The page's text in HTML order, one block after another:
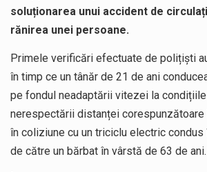
soluționarea unui accident de
rănirea unei persoane.
Primele verificări efectuate de polițiști
în timp ce un tânăr de 21 de ani
pe fondul neadaptării vitezei la
nerespectării distanței corespunzătoare
în coliziune cu un triciclu electric
de către un bărbat în vârstă de 63 de ani.